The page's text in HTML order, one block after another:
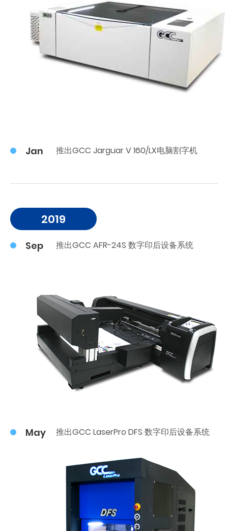
Jan 推出GCC Jarguar V 160/LX电脑割字机
2019
Sep 推出GCC AFR-24S 数字印后设备系统
May 推出GCC LaserPro DFS 数字印后设备系统